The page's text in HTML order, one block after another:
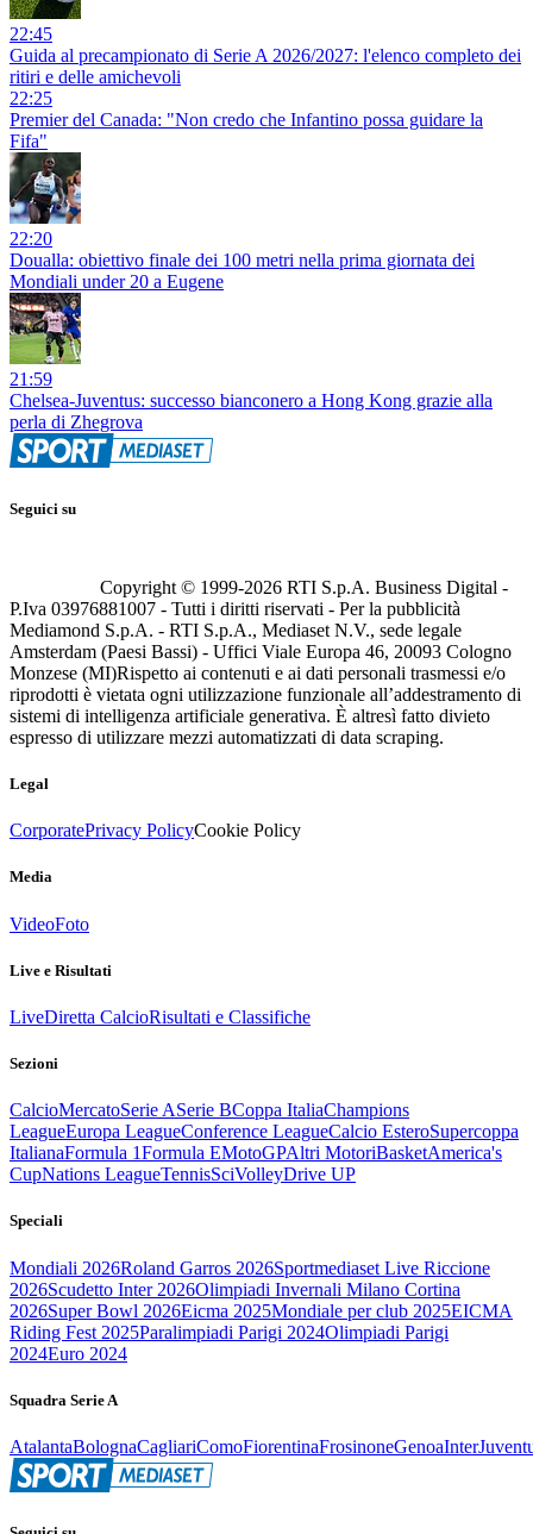
22:45
Guida al precampionato di Serie A 2026/2027: l'elenco completo dei
ritiri e delle amichevoli
22:25
Premier del Canada: "Non credo che Infantino possa guidare la
Fifa"
22:20
Doualla: obiettivo finale dei 100 metri nella prima giornata dei
Mondiali under 20 a Eugene
21:59
Chelsea-Juventus: successo bianconero a Hong Kong grazie alla
perla di Zhegrova
Seguici su
Copyright © 1999-2026 RTI S.p.A. Business Digital -
P.Iva 03976881007 - Tutti i diritti riservati - Per la pubblicità
Mediamond S.p.A. - RTI S.p.A., Mediaset N.V., sede legale
Amsterdam (Paesi Bassi) - Uffici Viale Europa 46, 20093 Cologno
Monzese (MI)Rispetto ai contenuti e ai dati personali trasmessi e/o
riprodotti è vietata ogni utilizzazione funzionale all’addestramento di
sistemi di intelligenza artificiale generativa. È altresì fatto divieto
espresso di utilizzare mezzi automatizzati di data scraping.
Legal
CorporatePrivacy PolicyCookie Policy
Media
VideoFoto
Live e Risultati
LiveDiretta CalcioRisultati e Classifiche
Sezioni
CalcioMercatoSerie ASerie BCoppa ItaliaChampions
LeagueEuropa LeagueConference LeagueCalcio EsteroSupercoppa
ItalianaFormula 1Formula EMotoGPAltri MotoriBasketAmerica's
CupNations LeagueTennisSciVolleyDrive UP
Speciali
Mondiali 2026Roland Garros 2026Sportmediaset Live Riccione
2026Scudetto Inter 2026Olimpiadi Invernali Milano Cortina
2026Super Bowl 2026Eicma 2025Mondiale per club 2025EICMA
Riding Fest 2025Paralimpiadi Parigi 2024Olimpiadi Parigi
2024Euro 2024
Squadra Serie A
AtalantaBolognaCagliariComoFiorentinaFrosinoneGenoaInter